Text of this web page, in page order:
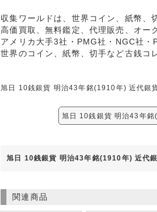
収集ワールドは、世界コイン、紙幣、
高価買取、無料鑑定、代理販売、オー
アメリカ大手3社・PMG社・NGC社・
世界のコイン、紙幣、切手など古銭コ
旭日 10銭銀貨 明治43年銘(1910年) 近代銀
旭日 10銭銀貨 明治43年
旭日 10銭銀貨 明治43年銘(1910年) 近代
関連商品